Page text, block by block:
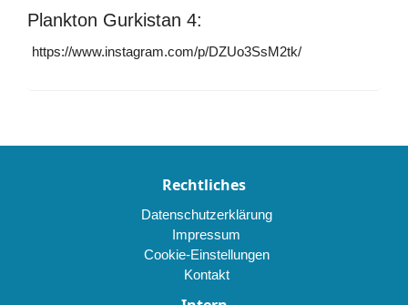
Plankton Gurkistan 4:
https://www.instagram.com/p/DZUo3SsM2tk/
Rechtliches
Datenschutzerklärung
Impressum
Cookie-Einstellungen
Kontakt